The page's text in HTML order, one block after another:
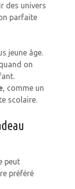
des univers
parfaite
jeune âge.
on
, comme un
scolaire.
peut
préféré